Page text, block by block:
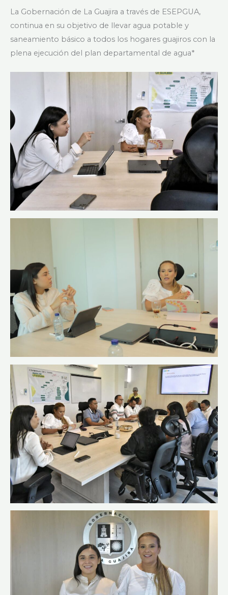
La Gobernación de La Guajira a través de ESEPGUA,
continua en su objetivo de llevar agua potable y
saneamiento básico a todos los hogares guajiros con la
plena ejecución del plan departamental de agua*